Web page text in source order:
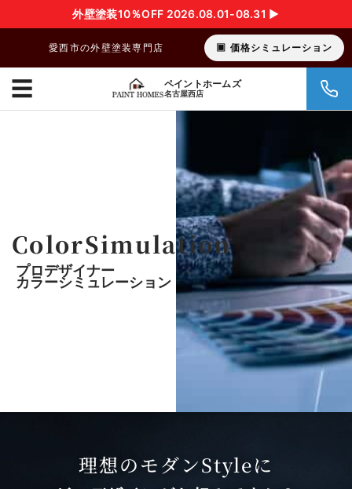
外壁塗装10％OFF 2026.08.01-08.31 ▶︎
愛西市の外壁塗装専門店 価格シミュレーション
ペイントホームズ
名古屋西店
☰
ColorSimulation
プロデザイナー
カラーシミュレーション
理想のモダンStyleに